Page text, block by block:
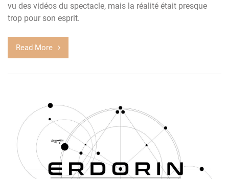
vu des vidéos du spectacle, mais la réalité était presque
trop pour son esprit.
Read More